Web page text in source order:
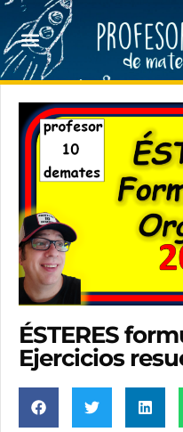
ÉSTERES
Ejercicios